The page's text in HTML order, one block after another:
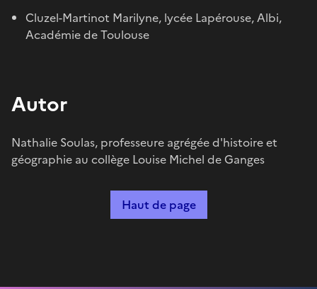
Cluzel-Martinot Marilyne, lycée Lapérouse, Albi,
Académie de Toulouse
Autor
Nathalie Soulas, professeure agrégée d'histoire et
géographie au collège Louise Michel de Ganges
Haut de page